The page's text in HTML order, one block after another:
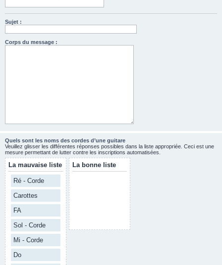
Sujet :
Corps du message :
Quels sont les noms des cordes d’une guitare
Veuillez glisser les différentes réponses possibles dans la liste appropriée. Ceci est une
mesure permettant de lutter contre les inscriptions automatisées.
La mauvaise liste
Ré - Corde
Carottes
FA
Sol - Corde
Mi - Corde
Do
La bonne liste